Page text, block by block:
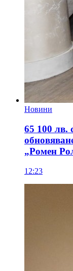
Новини
65 100 лв.
„Ромен
12:23